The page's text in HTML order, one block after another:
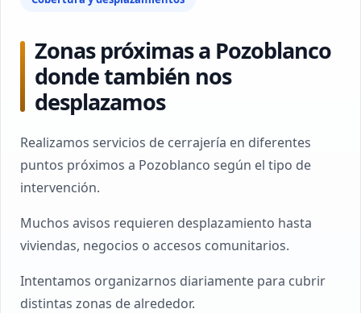
Zonas próximas a Pozoblanco
donde también nos
desplazamos
Realizamos servicios de cerrajería en diferentes
puntos próximos a Pozoblanco según el tipo de
intervención.
Muchos avisos requieren desplazamiento hasta
viviendas, negocios o accesos comunitarios.
Intentamos organizarnos diariamente para cubrir
distintas zonas de alrededor.